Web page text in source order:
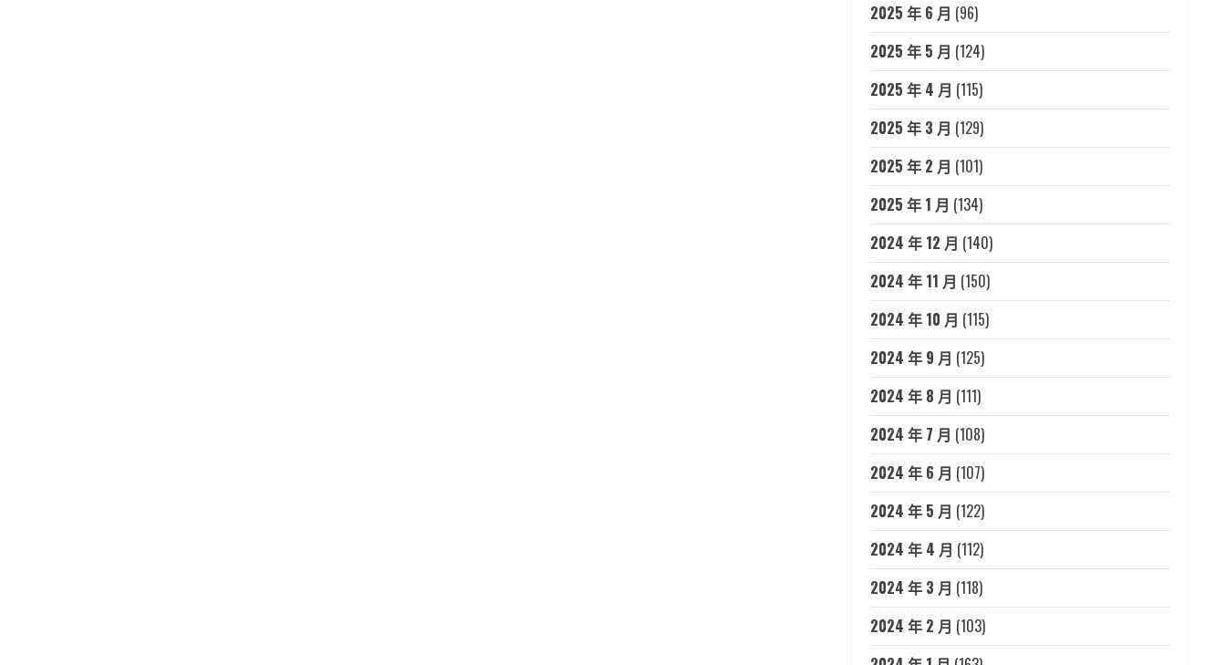
2025 年 6 月 (96)
2025 年 5 月 (124)
2025 年 4 月 (115)
2025 年 3 月 (129)
2025 年 2 月 (101)
2025 年 1 月 (134)
2024 年 12 月 (140)
2024 年 11 月 (150)
2024 年 10 月 (115)
2024 年 9 月 (125)
2024 年 8 月 (111)
2024 年 7 月 (108)
2024 年 6 月 (107)
2024 年 5 月 (122)
2024 年 4 月 (112)
2024 年 3 月 (118)
2024 年 2 月 (103)